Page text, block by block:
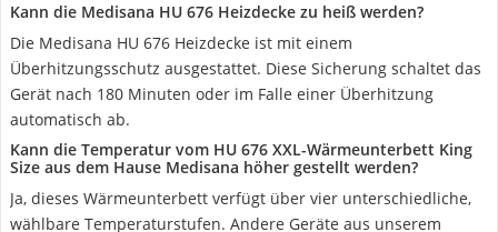
Kann die Medisana HU 676 Heizdecke zu heiß werden?
Die Medisana HU 676 Heizdecke ist mit einem
Überhitzungsschutz ausgestattet. Diese Sicherung schaltet das
Gerät nach 180 Minuten oder im Falle einer Überhitzung
automatisch ab.
Kann die Temperatur vom HU 676 XXL-Wärmeunterbett King
Size aus dem Hause Medisana höher gestellt werden?
Ja, dieses Wärmeunterbett verfügt über vier unterschiedliche,
wählbare Temperaturstufen. Andere Geräte aus unserem